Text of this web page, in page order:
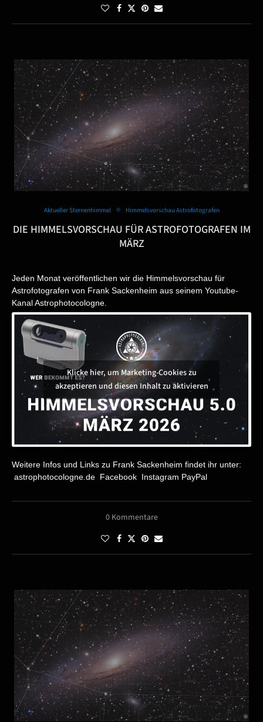
Aktueller Sternenhimmel Himmelsvorschau Astrofotografen
DIE HIMMELSVORSCHAU FÜR ASTROFOTOGRAFEN IM
MÄRZ
Jeden Monat veröffentlichen wir die Himmelsvorschau für
Astrofotografen von Frank Sackenheim aus seinem Youtube-
KanalAstrophotocologne
Klicke hier, um Marketing-Cookies zu
akzeptieren und diesen Inhalt zu aktivieren
Weitere Infos und Links zu Frank Sackenheim findet ihr unter:
astrophotocologne.de Facebook Instagram PayPal
0 Kommentare